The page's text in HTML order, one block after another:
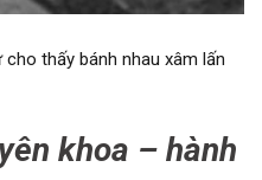
thấy bánh nhau xâm lấn
khoa – hành